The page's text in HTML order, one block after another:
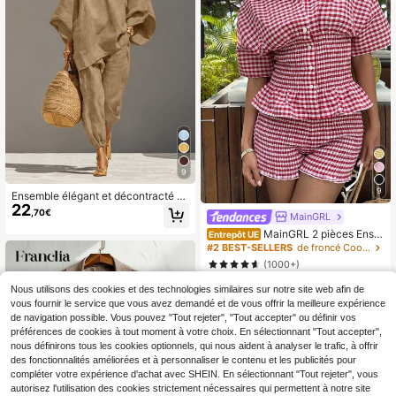
9
Ensemble élégant et décontracté à
col en V de couleur unie légère pour
femmes, marron
22 ,70€
9
MainGRL
Entrepôt UE MainGRL 2 pièces Ense
mble chemise tissée à carreaux et s
horts pour femmes, décontracté
#2 BEST-SELLERS
de froncé Coordonnées féminines
(1000+)
Nous utilisons des cookies et des technologies similaires sur notre site web afin de
vous fournir le service que vous avez demandé et de vous offrir la meilleure expérience
de navigation possible. Vous pouvez "Tout rejeter", "Tout accepter" ou définir vos
préférences de cookies à tout moment à votre choix. En sélectionnant "Tout accepter",
nous définirons tous les cookies optionnels, qui nous aident à analyser le trafic, à offrir
des fonctionnalités améliorées et à personnaliser le contenu et les publicités pour
compléter votre expérience d'achat avec SHEIN. En sélectionnant "Tout rejeter", vous
autorisez l'utilisation des cookies strictement nécessaires qui permettent à notre site